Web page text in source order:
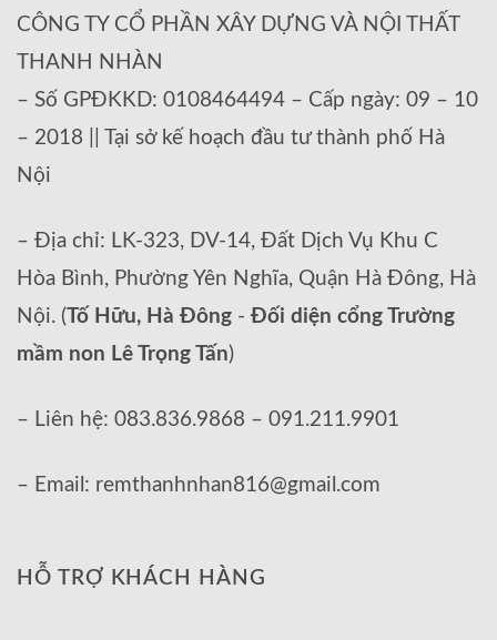
CÔNG TY CỔ PHẦN XÂY DỰNG VÀ NỘI THẤT
THANH NHÀN
– Số GPĐKKD: 0108464494 – Cấp ngày: 09 – 10
– 2018 || Tại sở kế hoạch đầu tư thành phố Hà
Nội
– Địa chỉ: LK-323, DV-14, Đất Dịch Vụ Khu C
Hòa Bình, Phường Yên Nghĩa, Quận Hà Đông, Hà
Nội. (Tố Hữu, Hà Đông - Đối diện cổng Trường
mầm non Lê Trọng Tấn)
– Liên hệ: 083.836.9868 – 091.211.9901
– Email: remthanhnhan816@gmail.com
HỖ TRỢ KHÁCH HÀNG